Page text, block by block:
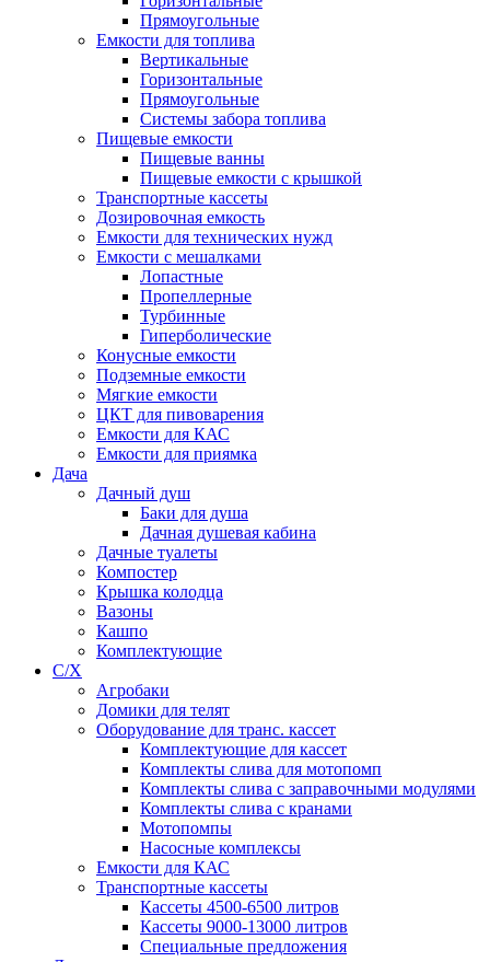
Прямоугольные
Емкости для топлива
Вертикальные
Горизонтальные
Прямоугольные
Системы забора топлива
Пищевые емкости
Пищевые ванны
Пищевые емкости с крышкой
Транспортные кассеты
Дозировочная емкость
Емкости для технических нужд
Емкости с мешалками
Лопастные
Пропеллерные
Турбинные
Гиперболические
Конусные емкости
Подземные емкости
Мягкие емкости
ЦКТ для пивоварения
Емкости для КАС
Емкости для приямка
Дача
Дачный душ
Баки для душа
Дачная душевая кабина
Дачные туалеты
Компостер
Крышка колодца
Вазоны
Кашпо
Комплектующие
С/Х
Агробаки
Домики для телят
Оборудование для транс. кассет
Комплектующие для кассет
Комплекты слива для мотопомп
Комплекты слива с заправочными модулями
Комплекты слива с кранами
Мотопомпы
Насосные комплексы
Емкости для КАС
Транспортные кассеты
Кассеты 4500-6500 литров
Кассеты 9000-13000 литров
Специальные предложения